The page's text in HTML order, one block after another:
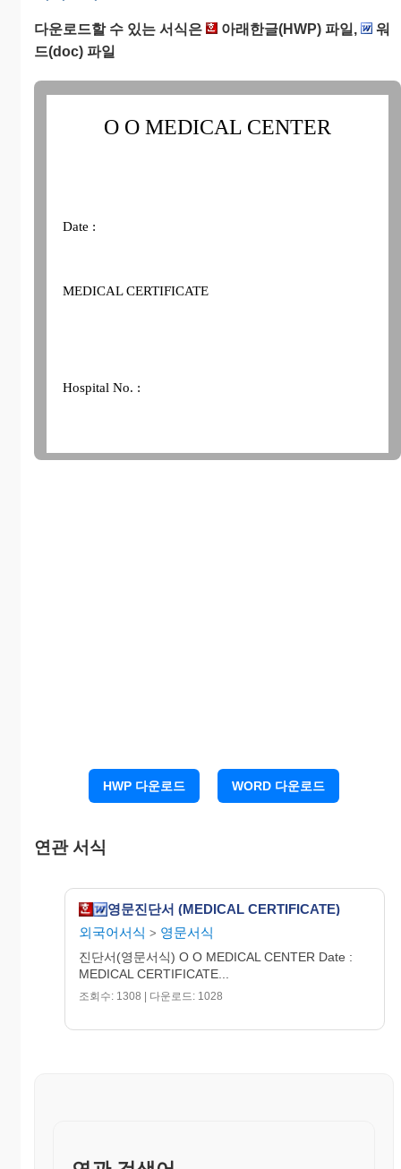
다운로드할 수 있는 서식은 아래한글(HWP) 파일,
워
드(doc) 파일
O O MEDICAL CENTER
Date :
MEDICAL CERTIFICATE
Hospital No. :
Name : Sex : ( M, F )
Treatment :
Duty status :
MD
HWP 다운로드 WORD 다운로드
연관 서식
영문진단서 (MEDICAL CERTIFICATE)
외국어서식 > 영문서식
진단서(영문서식) O O MEDICAL CENTER Date :
MEDICAL CERTIFICATE...
조회수: 1308 | 다운로드: 1028